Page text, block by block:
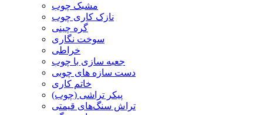
مشبک چوب
نازک کاری چوب
گره چینی
سوخت نگاری
خراطی
جعبه سازی با چوب
دست سازه های چوبی
خاتم کاری
پیکر تراشی (چوب)
تراش سنگ‌های قیمتی